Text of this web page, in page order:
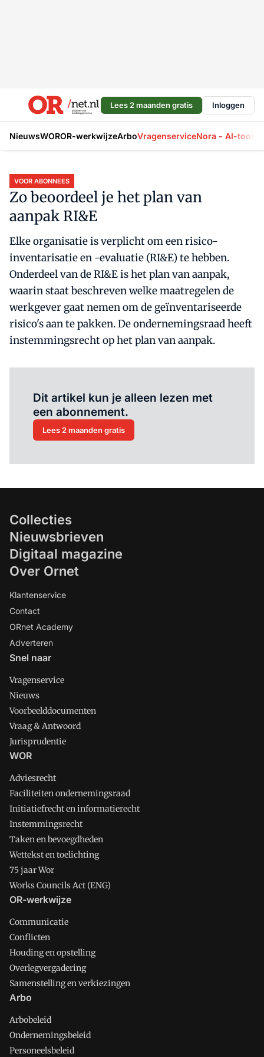
Lees 2 maanden gratis Inloggen
NieuwsWOROR-werkwijzeArboVragenserviceNora - AI-tool
VOOR ABONNEES
Zo beoordeel je het plan van
aanpak RI&E
Elke organisatie is verplicht om een risico-
inventarisatie en -evaluatie (RI&E) te hebben.
Onderdeel van de RI&E is het plan van aanpak,
waarin staat beschreven welke maatregelen de
werkgever gaat nemen om de geïnventariseerde
risico's aan te pakken. De ondernemingsraad heeft
instemmingsrecht op het plan van aanpak.
Dit artikel kun je alleen lezen met
een abonnement.
Lees 2 maanden gratis
Collecties
Nieuwsbrieven
Digitaal magazine
Over Ornet
Klantenservice
Contact
ORnet Academy
Adverteren
Snel naar
Vragenservice
Nieuws
Voorbeelddocumenten
Vraag & Antwoord
Jurisprudentie
WOR
Adviesrecht
Faciliteiten ondernemingsraad
Initiatiefrecht en informatierecht
Instemmingsrecht
Taken en bevoegdheden
Wettekst en toelichting
75 jaar Wor
Works Councils Act (ENG)
OR-werkwijze
Communicatie
Conflicten
Houding en opstelling
Overlegvergadering
Samenstelling en verkiezingen
Arbo
Arbobeleid
Ondernemingsbeleid
Personeelsbeleid